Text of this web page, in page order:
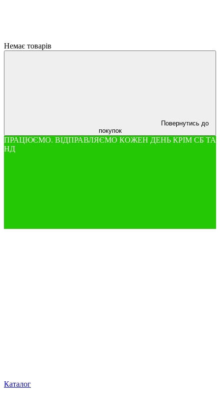
Немає товарів
Повернутись до
покупок
ПРАЦЮЄМО. ВІДПРАВЛЯЄМО КОЖЕН ДЕНЬ КРІМ СБ ТА
НД
Каталог